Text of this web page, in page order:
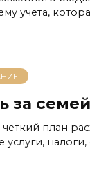
учета,
за
четкий план
услуги,